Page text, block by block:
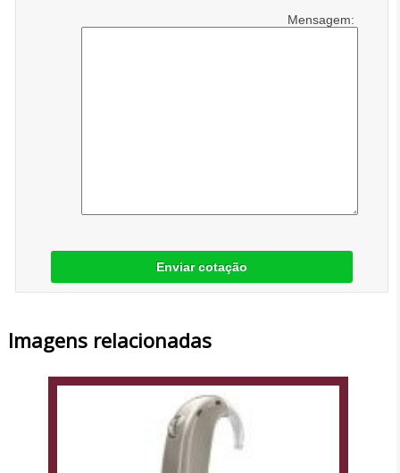
Mensagem:
Enviar cotação
Imagens relacionadas